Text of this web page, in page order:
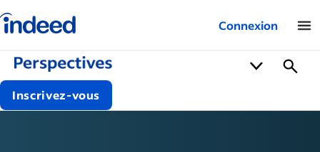
Indeed – Entreprises Connexion
Inscrivez-vous